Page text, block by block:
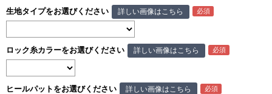
生地タイプをお選びください 詳しい画像はこちら
ロック糸カラーをお選びください 詳しい画像はこちら
ヒールパットをお選びください 詳しい画像はこちら